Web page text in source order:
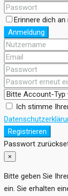
Erinnere dich an
Anmeldung
Ich stimme
Registrieren
Passwort
×
Bitte geben Sie
ein. Sie erhalten